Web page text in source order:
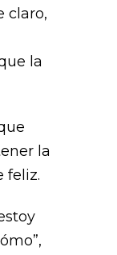
claro,
la
la
feliz.